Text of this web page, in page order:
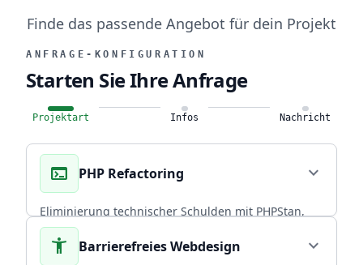
Finde das passende Angebot für dein Projekt
ANFRAGE-KONFIGURATION
Starten Sie Ihre Anfrage
Projektart Infos Nachricht
terminal PHP Refactoring expand_more
Eliminierung technischer Schulden mit PHPStan,
Rector PHP und PHPUnit. Über 20 Jahre
Praxiserfahrung in skalierbaren Backends.
accessibility_new Barrierefreies Webdesign expand_more